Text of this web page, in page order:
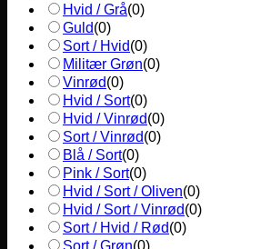
Hvid / Grå(0)
Guld(0)
Sort / Hvid(0)
Militær Grøn(0)
Vinrød(0)
Hvid / Sort(0)
Hvid / Vinrød(0)
Sort / Vinrød(0)
Blå / Sort(0)
Pink / Sort(0)
Hvid / Sort / Oliven(0)
Hvid / Sort / Vinrød(0)
Sort / Hvid / Rød(0)
Sort / Grøn(0)